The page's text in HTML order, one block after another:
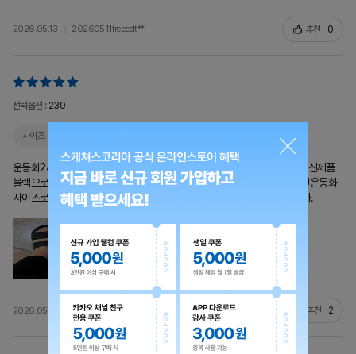
2026.05.13 20260511freecolt** 추천 0
선택옵션 : 230
사이즈
운동화240사이즈신는데 작년230 화이트구매 2개해서 너무좋아서 이번 신제품
블랙으로 구매했는데 이번제품은 발볼이 작게나와서 발볼있는분들은 본인운동화
사이즈로 주문하세요.지인에가 넘기고 전다시 240으로 주문하려고합니다.
2026.05.13 sopia44** 추천 2